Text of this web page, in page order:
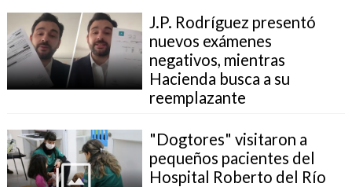
J.P. Rodríguez presentó
nuevos exámenes
negativos, mientras
Hacienda busca a su
reemplazante
"Dogtores" visitaron a
pequeños pacientes del
Hospital Roberto del Río